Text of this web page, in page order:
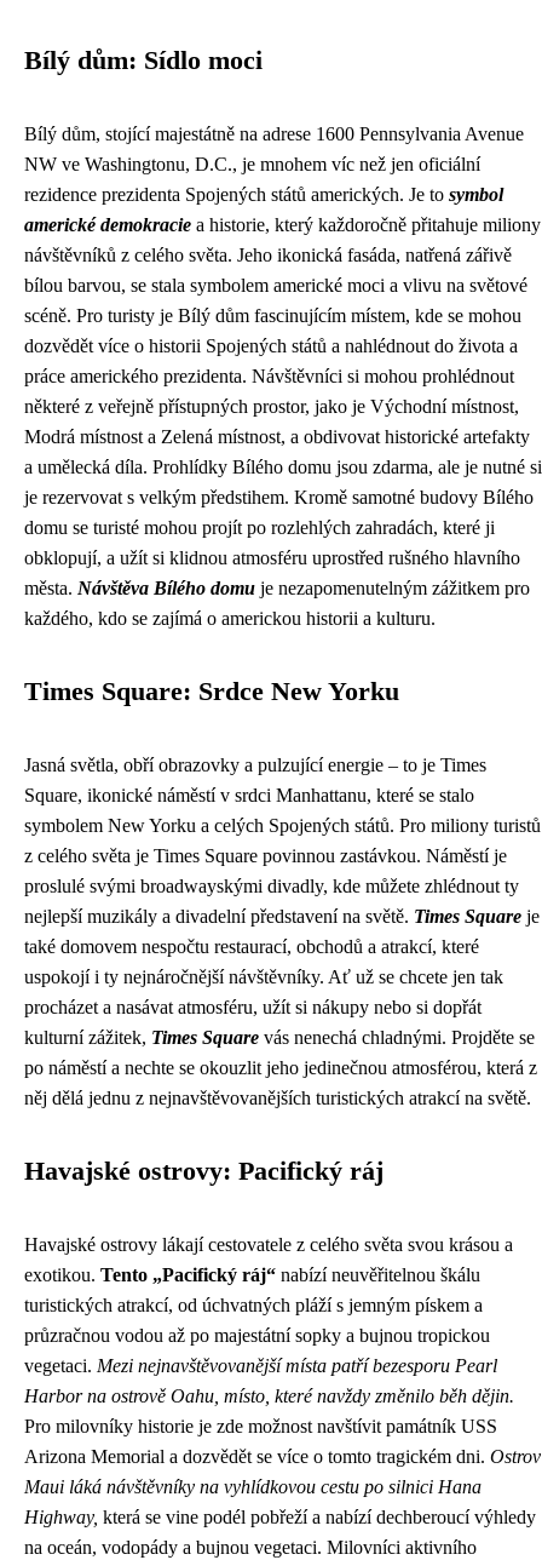
Bílý dům: Sídlo moci
Bílý dům, stojící majestátně na adrese 1600 Pennsylvania Avenue
NW ve Washingtonu, D.C., je mnohem víc než jen oficiální
rezidence prezidenta Spojených států amerických. Je to symbol
americké demokracie a historie, který každoročně přitahuje miliony
návštěvníků z celého světa. Jeho ikonická fasáda, natřená zářivě
bílou barvou, se stala symbolem americké moci a vlivu na světové
scéně. Pro turisty je Bílý dům fascinujícím místem, kde se mohou
dozvědět více o historii Spojených států a nahlédnout do života a
práce amerického prezidenta. Návštěvníci si mohou prohlédnout
některé z veřejně přístupných prostor, jako je Východní místnost,
Modrá místnost a Zelená místnost, a obdivovat historické artefakty
a umělecká díla. Prohlídky Bílého domu jsou zdarma, ale je nutné si
je rezervovat s velkým předstihem. Kromě samotné budovy Bílého
domu se turisté mohou projít po rozlehlých zahradách, které ji
obklopují, a užít si klidnou atmosféru uprostřed rušného hlavního
města. Návštěva Bílého domu je nezapomenutelným zážitkem pro
každého, kdo se zajímá o americkou historii a kulturu.
Times Square: Srdce New Yorku
Jasná světla, obří obrazovky a pulzující energie – to je Times
Square, ikonické náměstí v srdci Manhattanu, které se stalo
symbolem New Yorku a celých Spojených států. Pro miliony turistů
z celého světa je Times Square povinnou zastávkou. Náměstí je
proslulé svými broadwayskými divadly, kde můžete zhlédnout ty
nejlepší muzikály a divadelní představení na světě. Times Square je
také domovem nespočtu restaurací, obchodů a atrakcí, které
uspokojí i ty nejnáročnější návštěvníky. Ať už se chcete jen tak
procházet a nasávat atmosféru, užít si nákupy nebo si dopřát
kulturní zážitek, Times Square vás nenechá chladnými. Projděte se
po náměstí a nechte se okouzlit jeho jedinečnou atmosférou, která z
něj dělá jednu z nejnavštěvovanějších turistických atrakcí na světě.
Havajské ostrovy: Pacifický ráj
Havajské ostrovy lákají cestovatele z celého světa svou krásou a
exotikou. Tento „Pacifický ráj“ nabízí neuvěřitelnou škálu
turistických atrakcí, od úchvatných pláží s jemným pískem a
průzračnou vodou až po majestátní sopky a bujnou tropickou
vegetaci. Mezi nejnavštěvovanější místa patří bezesporu Pearl
Harbor na ostrově Oahu, místo, které navždy změnilo běh dějin.
Pro milovníky historie je zde možnost navštívit památník USS
Arizona Memorial a dozvědět se více o tomto tragickém dni. Ostrov
Maui láká návštěvníky na vyhlídkovou cestu po silnici Hana
Highway, která se vine podél pobřeží a nabízí dechberoucí výhledy
na oceán, vodopády a bujnou vegetaci. Milovníci aktivního